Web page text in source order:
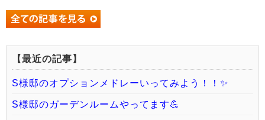
【最近の記事】
S様邸のオプションメドレーいってみよう！！✨
S様邸のガーデンルームやってます💪